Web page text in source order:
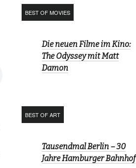
BEST OF MOVIES
Die neuen Filme im Kino:
The Odyssey mit Matt
Damon
BEST OF ART
Tausendmal Berlin – 30
Jahre Hamburger Bahnhof